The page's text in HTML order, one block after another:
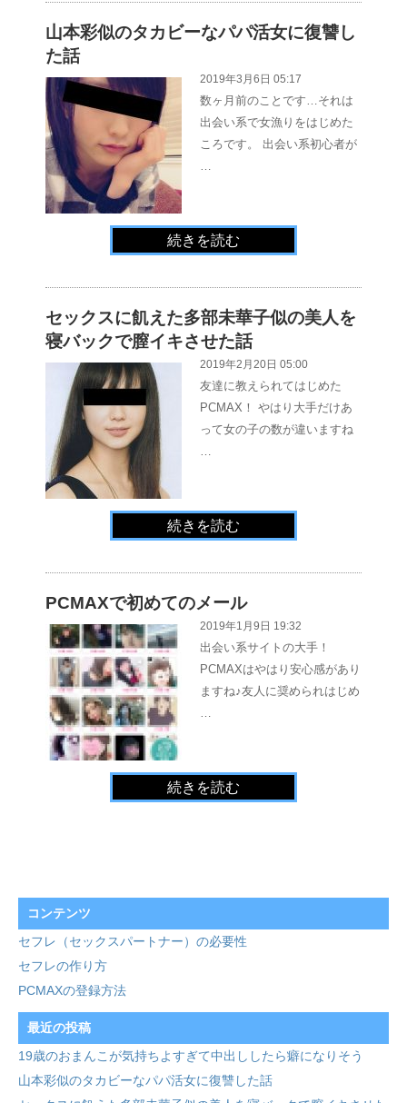
山本彩似のタカビーなパパ活女に復讐し
た話
2019年3月6日 05:17
数ヶ月前のことです…それは
出会い系で女漁りをはじめた
ころです。 出会い系初心者が
続きを読む
セックスに飢えた多部未華子似の美人を
寝バックで膣イキさせた話
2019年2月20日 05:00
友達に教えられてはじめた
PCMAX！ やはり大手だけあ
って女の子の数が違いますね
続きを読む
PCMAXで初めてのメール
2019年1月9日 19:32
出会い系サイトの大手！
PCMAXはやはり安心感があり
ますね♪友人に奨められはじめ
続きを読む
コンテンツ
セフレ（セックスパートナー）の必要性
セフレの作り方
PCMAXの登録方法
最近の投稿
19歳のおまんこが気持ちよすぎて中出ししたら癖になりそう
山本彩似のタカビーなパパ活女に復讐した話